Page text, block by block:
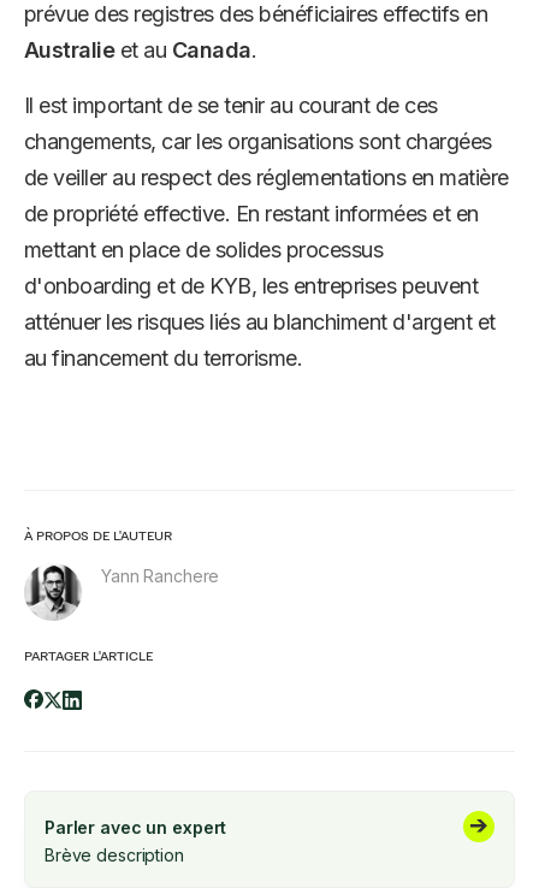
prévue des registres des bénéficiaires effectifs en
Australieet au Canada.
Il est important de se tenir au courant de ces
changements, car les organisations sont chargées
de veiller au respect des réglementations en matière
de propriété effective. En restant informées et en
mettant en place de solides processus
d'onboarding et de KYB, les entreprises peuvent
atténuer les risques liés au blanchiment d'argent et
au financement du terrorisme.
À PROPOS DE L'AUTEUR
Yann Ranchere
PARTAGER L'ARTICLE
Parler avec un expert
Brève description